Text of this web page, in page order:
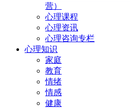
营）
心理课程
心理资讯
心理咨询专栏
心理知识
家庭
教育
情绪
情感
健康